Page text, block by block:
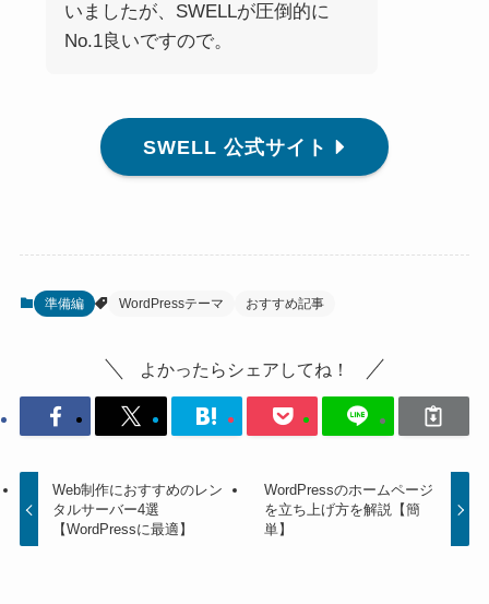
いましたが、SWELLが圧倒的に
No.1良いですので。
SWELL 公式サイト
準備編 WordPressテーマ おすすめ記事
よかったらシェアしてね！
Web制作におすすめのレン
タルサーバー4選
【WordPressに最適】
WordPressのホームページ
を立ち上げ方を解説【簡
単】